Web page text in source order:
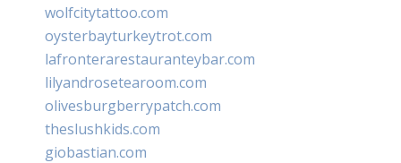
wolfcitytattoo.com
oysterbayturkeytrot.com
lafronterarestauranteybar.com
lilyandrosetearoom.com
olivesburgberrypatch.com
theslushkids.com
giobastian.com